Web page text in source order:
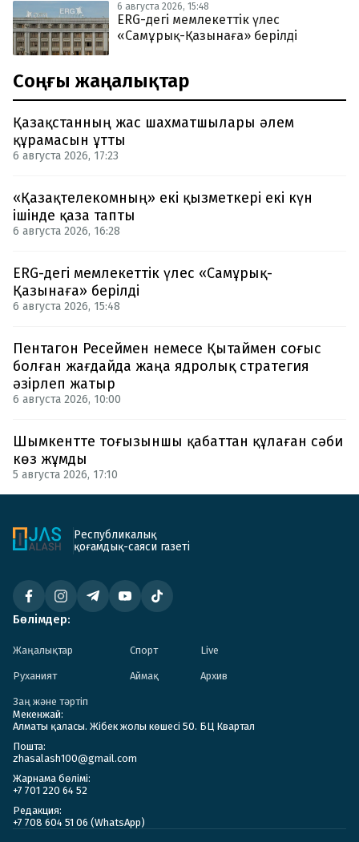
6 августа 2026, 15:48
ERG-дегі мемлекеттік үлес
«Самұрық-Қазынаға» берілді
Соңғы жаңалықтар
Қазақстанның жас шахматшылары әлем
құрамасын ұтты
6 августа 2026, 17:23
«Қазақтелекомның» екі қызметкері екі күн
ішінде қаза тапты
6 августа 2026, 16:28
ERG-дегі мемлекеттік үлес «Самұрық-
Қазынаға» берілді
6 августа 2026, 15:48
Пентагон Ресеймен немесе Қытаймен соғыс
болған жағдайда жаңа ядролық стратегия
әзірлеп жатыр
6 августа 2026, 10:00
Шымкентте тоғызыншы қабаттан құлаған сәби
көз жұмды
5 августа 2026, 17:10
Республикалық
қоғамдық-саяси газеті
Бөлімдер:
Жаңалықтар Спорт Live
Руханият Аймақ Архив
Заң және тәртіп
Мекенжай:
Алматы қаласы. Жібек жолы көшесі 50. БЦ Квартал
Пошта:
zhasalash100@gmail.com
Жарнама бөлімі:
+7 701 220 64 52
Редакция:
+7 708 604 51 06 (WhatsApp)